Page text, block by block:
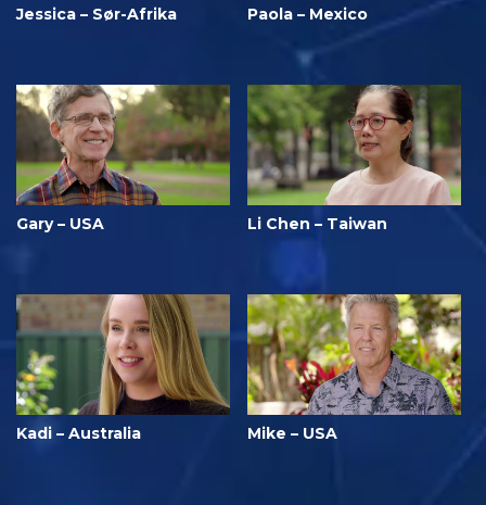
Jessica – Sør-Afrika Paola – Mexico
Gary – USA Li Chen – Taiwan
Kadi – Australia Mike – USA